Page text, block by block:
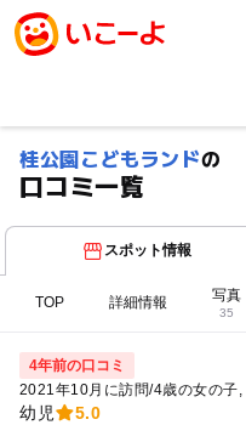
桂公園こどもランドの
口コミ一覧
スポット情報
TOP 詳細情報 写真
35
4年前の口コミ
2021年10月に訪問/4歳の女の子
幼児
5.0